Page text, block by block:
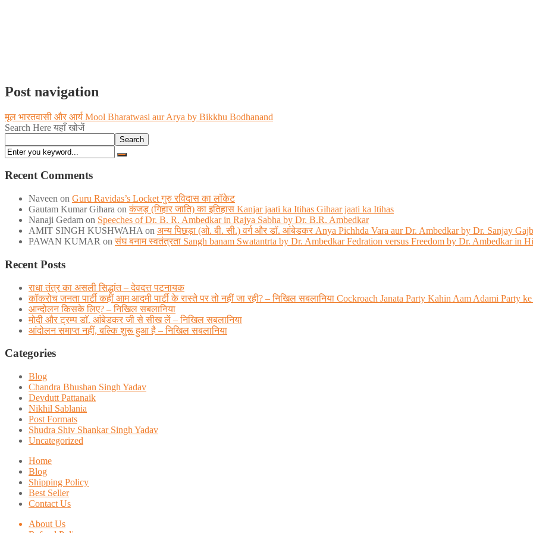
Post navigation
मूल भारतवासी और आर्य Mool Bharatwasi aur Arya by Bikkhu Bodhanand
Search Here यहाँ खोजें
Search
Recent Comments
Naveen on Guru Ravidas’s Locket गुरु रविदास का लॉकेट
Gautam Kumar Gihara onकंजड़ (गिहार जाति) का इतिहास Kanjar jaati ka Itihas Gihaar jaati ka Itihas
Nanaji Gedam on Speeches of Dr. B. R. Ambedkar in Rajya Sabha by Dr. B.R. Ambedkar
AMIT SINGH KUSHWAHA on अन्य पिछड़ा (ओ. बी. सी.) वर्ग और डॉ. आंबेडकर Anya Pichhda Vara aur Dr. Ambedkar by Dr. Sanjay
PAWAN KUMAR onसंघ बनाम स्वतंत्रता Sangh banam Swatantrta by Dr. Ambedkar Fedration versus Freedom by Dr. Ambedkar in
Recent Posts
राधा तंत्र का असली सिद्धांत – देवदत्त पटनायक
कॉकरोच जनता पार्टी कहीं आम आदमी पार्टी के रास्ते पर तो नहीं जा रही? – निखिल सबलानिया Cockroach Janata Party Kahin Aam Adami Party
आन्दोलन किसके लिए? – निखिल सबलानिया
मोदी और ट्रम्प डाॅ. आंबेडकर जी से सीख लें – निखिल सबलानिया
आंदोलन समाप्त नहीं, बल्कि शुरू हुआ है – निखिल सबलानिया
Categories
Blog
Chandra Bhushan Singh Yadav
Devdutt Pattanaik
Nikhil Sablania
Post Formats
Shudra Shiv Shankar Singh Yadav
Uncategorized
Home
Blog
Shipping Policy
Best Seller
Contact Us
About Us